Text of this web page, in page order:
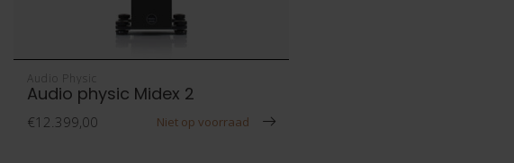
Audio Physic
Audio physic Midex 2
€12.399,00 Niet op voorraad